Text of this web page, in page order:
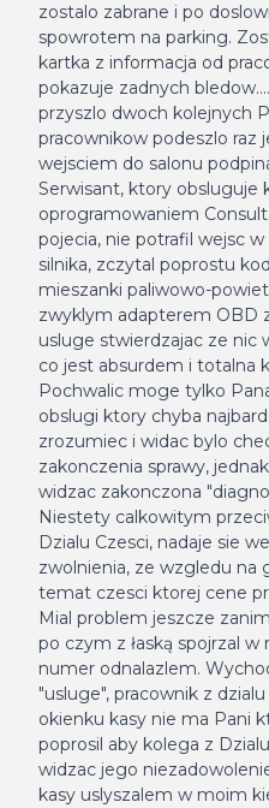
zostalo zabrane i po
spowrotem na parking.
kartka z informacja od
pokazuje zadnych
przyszlo dwoch kolejnych
pracownikow podeszlo raz
wejsciem do salonu
Serwisant, ktory obsluguje
oprogramowaniem
pojecia, nie potrafil wejsc
silnika, zczytal poprostu
mieszanki paliwowo-
zwyklym adapterem OBD
usluge stwierdzajac ze nic
co jest absurdem i totalna
Pochwalic moge tylko
obslugi ktory chyba
zrozumiec i widac bylo
zakonczenia sprawy,
widzac zakonczona
Niestety calkowitym
Dzialu Czesci, nadaje sie
zwolnienia, ze wzgledu na
temat czesci ktorej cene
Mial problem jeszcze
po czym z łaską spojrzal
numer odnalazlem.
"usluge", pracownik z
okienku kasy nie ma Pani
poprosil aby kolega z
widzac jego
kasy uslyszalem w moim